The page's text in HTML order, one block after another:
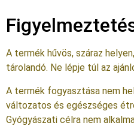
A termék hűvös, száraz
tárolandó. Ne lépje túl az
A termék fogyasztása nem
változatos és egészséges
Gyógyászati célra nem